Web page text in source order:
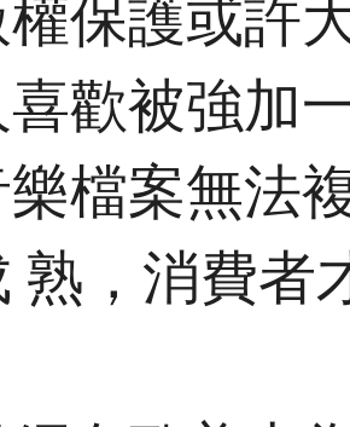
保護或許
歡被強加
檔案無法
熟，消費者